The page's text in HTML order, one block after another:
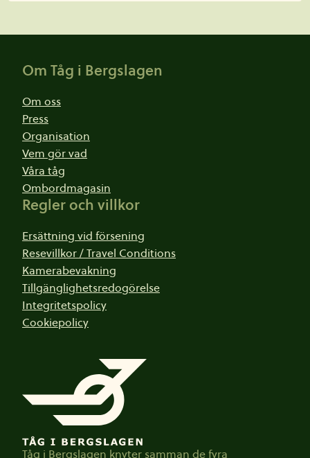
Om Tåg i Bergslagen
Om oss
Press
Organisation
Vem gör vad
Våra tåg
Ombordmagasin
Regler och villkor
Ersättning vid försening
Resevillkor / Travel Conditions
Kamerabevakning
Tillgänglighetsredogörelse
Integritetspolicy
Cookiepolicy
Tåg i Bergslagen knyter samman de fyra